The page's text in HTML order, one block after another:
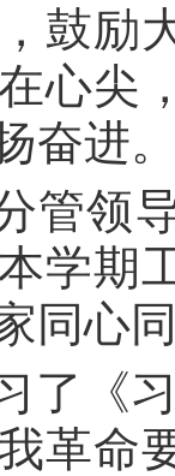
鼓励
心尖
奋进
管领
学期
同心
了《
革命